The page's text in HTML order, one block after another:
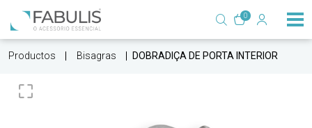
0
Productos Bisagras DOBRADIÇA DE PORTA INTERIOR